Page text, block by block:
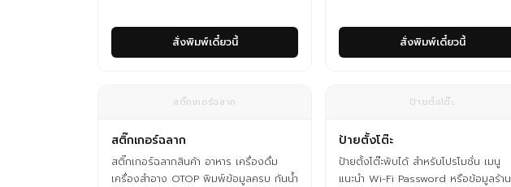
สั่งพิมพ์เดี๋ยวนี้ สั่งพิมพ์เดี๋ยวนี้
สติ๊กเกอร์ฉลาก
สติ๊กเกอร์ฉลาก
สติ๊กเกอร์ฉลากสินค้า อาหาร เครื่องดื่ม
เครื่องสำอาง OTOP พิมพ์ข้อมูลครบ กันน้ำ
ป้ายตั้งโต๊ะ
ป้ายตั้งโต๊ะ
ป้ายตั้งโต๊ะพับได้ สำหรับโปรโมชั่น เมนู
แนะนำ Wi-Fi Password หรือข้อมูลร้าน